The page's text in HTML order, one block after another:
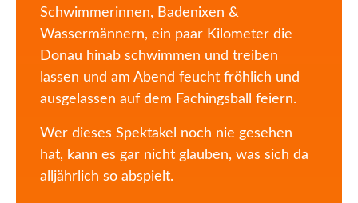
Schwimmerinnen, Badenixen &
Wassermännern, ein paar Kilometer die
Donau hinab schwimmen und treiben
lassen und am Abend feucht fröhlich und
ausgelassen auf dem Fachingsball feiern.
Wer dieses Spektakel noch nie gesehen
hat, kann es gar nicht glauben, was sich da
alljährlich so abspielt.